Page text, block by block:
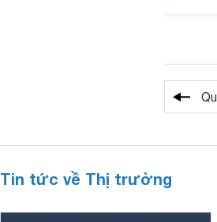
Tin tức về Thị trường